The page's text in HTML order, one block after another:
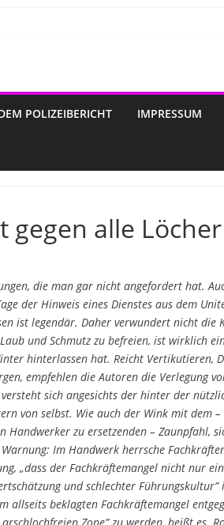
POLIZEIBERICHT IMPRESSUM
gegen alle Löcher
die man gar nicht angefordert hat.
der Hinweis eines Dienstes aus dem
ist legendär. Daher verwundert nicht
und Schmutz zu befreien, ist wirklich
hinterlassen hat. Reicht Vertikutieren,
empfehlen die Autoren die Verlegung
sich angesichts der hinter der
von selbst. Wie auch der Wink mit dem
zu ersetzenden – Zaunpfahl,
Im Handwerk herrsche
„dass der Fachkräftemangel nicht nur
und schlechter
allseits beklagten Fachkräftemangel